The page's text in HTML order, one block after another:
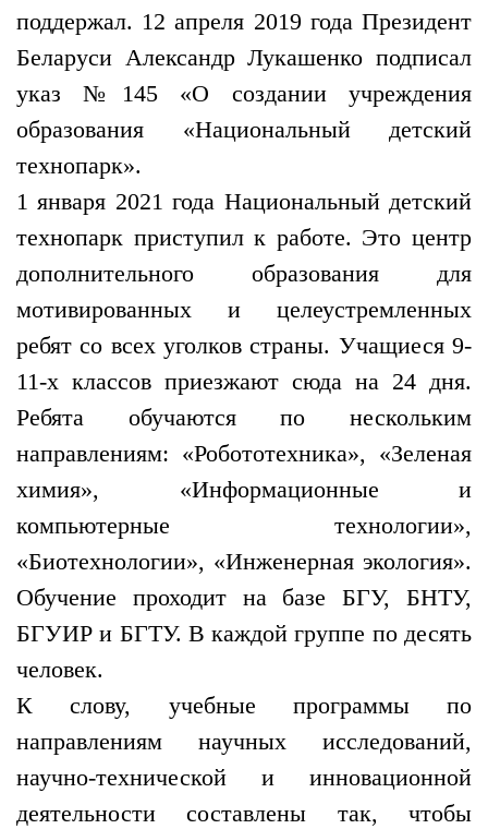
поддержал. 12 апреля 2019 года Президент
Беларуси Александр Лукашенко подписал
указ №145 «О создании учреждения
образования «Национальный детский
технопарк».
1 января 2021 года Национальный детский
технопарк приступил к работе. Это центр
дополнительного образования для
мотивированных и целеустремленных
ребят со всех уголков страны. Учащиеся 9-
11-х классов приезжают сюда на 24 дня.
Ребята обучаются по нескольким
направлениям: «Робототехника», «Зеленая
химия», «Информационные и
компьютерные технологии»,
«Биотехнологии», «Инженерная экология».
Обучение проходит на базе БГУ, БНТУ,
БГУИР и БГТУ. В каждой группе по десять
человек.
К слову, учебные программы по
направлениям научных исследований,
научно-технической и инновационной
деятельности составлены так, чтобы